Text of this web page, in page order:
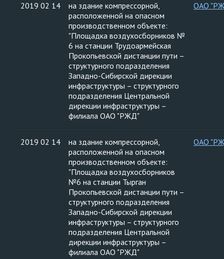
2019 02 14
на здание компрессорной,
расположенной на опасном
производственном объекте:
"Площадка воздухосборников №
6 на станции Трудоармейская
Прокопьевской дистанции пути –
структурного подразделения
Западно-Сибирской дирекции
инфраструктуры – структурного
подразделения Центральной
дирекции инфраструктуры –
филиала ОАО "РЖД"
ОАО
2019 02 14
на здание компрессорной,
расположенной на опасном
производственном объекте:
"Площадка воздухосборников
№6 на станции Тырган
Прокопьевской дистанции пути –
структурного подразделения
Западно-Сибирской дирекции
инфраструктуры – структурного
подразделения Центральной
дирекции инфраструктуры –
филиала ОАО "РЖД"
ОАО